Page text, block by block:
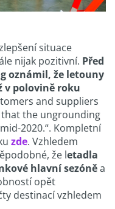
situace
nijak pozitivní. Před
oznámil, že letouny
v polovině roku
and suppliers
the ungrounding
2020.“. Kompletní
zde. Vzhledem
že letadla
hlavní sezóněa
opět
destinací vzhledem